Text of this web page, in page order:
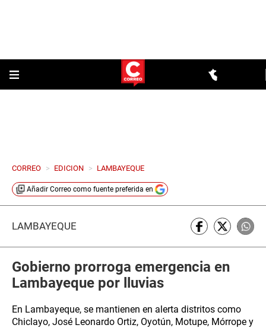
CORREO > EDICION > LAMBAYEQUE
Añadir Correo como fuente preferida en
LAMBAYEQUE
Gobierno prorroga emergencia en
Lambayeque por lluvias
En Lambayeque, se mantienen en alerta distritos como
Chiclayo, José Leonardo Ortiz, Oyotún, Motupe, Mórrope y